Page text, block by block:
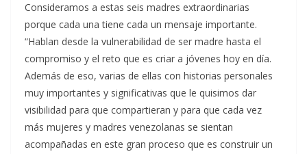
Consideramos a estas seis madres extraordinarias
porque cada una tiene cada un mensaje importante.
“Hablan desde la vulnerabilidad de ser madre hasta el
compromiso y el reto que es criar a jóvenes hoy en día.
Además de eso, varias de ellas con historias personales
muy importantes y significativas que le quisimos dar
visibilidad para que compartieran y para que cada vez
más mujeres y madres venezolanas se sientan
acompañadas en este gran proceso que es construir un